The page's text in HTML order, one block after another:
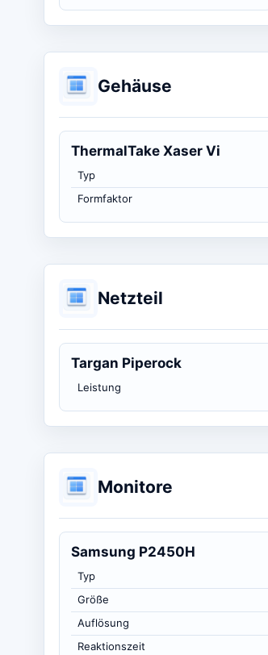
Gehäuse
ThermalTake Xaser Vi
Typ
Formfaktor
Netzteil
Targan Piperock
Leistung
Monitore
Samsung P2450H
Typ
Größe
Auflösung
Reaktionszeit